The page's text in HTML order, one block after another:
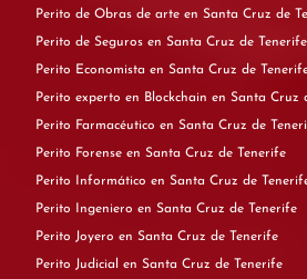
Perito de Obras de arte en Santa
Perito de Seguros en Santa Cruz de Tenerife
Perito Economista en Santa Cruz de
Perito experto en Blockchain en
Perito Farmacéutico en Santa Cruz de
Perito Forense en Santa Cruz de Tenerife
Perito Informático en Santa Cruz de
Perito Ingeniero en Santa Cruz de Tenerife
Perito Joyero en Santa Cruz de Tenerife
Perito Judicial en Santa Cruz de Tenerife